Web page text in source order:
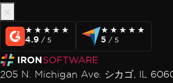
★★★★★
★★★★★
4.9 / 5
★★★★★
★★★★★
5 / 5
205 N. Michigan Ave. シカゴ, IL